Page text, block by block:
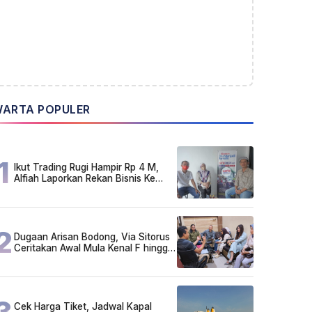
POPULER
Ikut Trading Rugi Hampir Rp 4 M,
Alfiah Laporkan Rekan Bisnis Ke
Dugaan Arisan Bodong, Via Sitorus
Ceritakan Awal Mula Kenal F hingga
Cek Harga Tiket, Jadwal Kapal